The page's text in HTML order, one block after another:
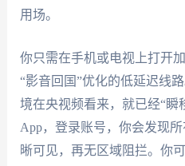
用场。
你只需在手机或电视上打开
“影音回国”优化的低延迟线
境在央视频看来，就已经“瞬
App，登录账号，你会发现
晰可见，再无区域阻拦。你